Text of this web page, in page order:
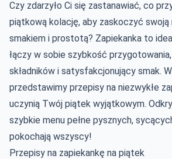
Czy zdarzyło Ci się zastanawiać, co
piątkową kolację, aby zaskoczyć swoją
smakiem i prostotą? Zapiekanka to
łączy w sobie szybkość
składników i satysfakcjonujący smak.
przedstawimy przepisy na niezwykłe
uczynią Twój piątek wyjątkowym.
szybkie menu pełne pysznych,
pokochają wszyscy!
Przepisy na zapiekankę na piątek